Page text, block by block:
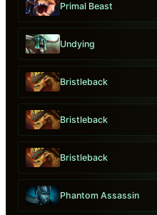
Primal Beast
Undying
Bristleback
Bristleback
Bristleback
Phantom Assassin